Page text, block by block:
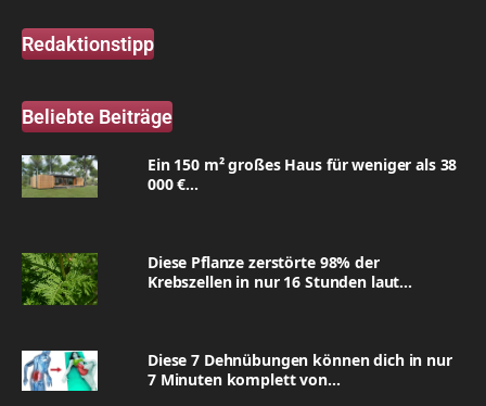
Redaktionstipp
Beliebte Beiträge
Ein 150 m² großes Haus für weniger als 38
000 €...
Diese Pflanze zerstörte 98% der
Krebszellen in nur 16 Stunden laut...
Diese 7 Dehnübungen können dich in nur
7 Minuten komplett von...